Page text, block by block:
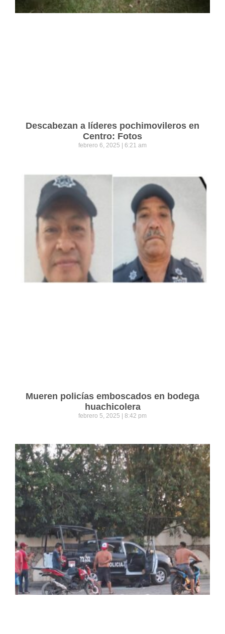
Descabezan a líderes pochimovileros en
Centro: Fotos
febrero 6, 2025 6:21 am
Mueren policías emboscados en bodega
huachicolera
febrero 5, 2025 8:42 pm